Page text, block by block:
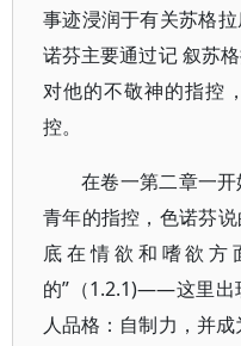
事迹浸润于有关苏格
诺芬主要通过记 叙苏
对他的不敬神的指控
控。
在卷一第二章一
青年的指控，色诺芬
底在情欲和嗜欲方
的”（1.2.1)——这里出
人品格：自制力，并